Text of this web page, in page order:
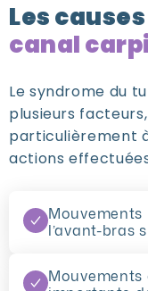
Les
canal
Le syndrome du
plusieurs
particulièrement
actions
l’avant-bras